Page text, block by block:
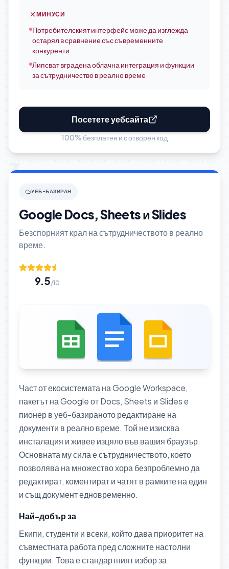
МИНУСИ
Потребителският интерфейс може да изглежда
остарял в сравнение със съвременните
конкуренти
Липсват вградена облачна интеграция и функции
за сътрудничество в реално време
Посетете уебсайта
100% безплатен и с отворен код
3
УЕБ-БАЗИРАН
Google Docs, Sheets и Slides
Безспорният крал на сътрудничеството в реално
време.
9.5/10
Част от екосистемата на Google Workspace,
пакетът на Google от Docs, Sheets и Slides е
пионер в уеб-базираното редактиране на
документи в реално време. Той не изисква
инсталация и живее изцяло във вашия браузър.
Основната му сила е сътрудничеството, което
позволява на множество хора безпроблемно да
редактират, коментират и чатят в рамките на един
и същ документ едновременно.
Най-добър за
Екипи, студенти и всеки, който дава приоритет на
съвместната работа пред сложните настолни
функции. Това е стандартният избор за